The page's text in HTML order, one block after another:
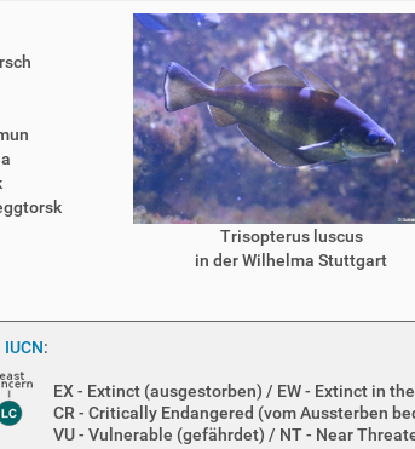
Trisopterus luscus
in der Wilhelma Stuttgart
IUCN:
EX - Extinct (ausgestorben) / EW - Extinct in
CR - Critically Endangered (vom Aussterben
VU - Vulnerable (gefährdet) / NT - Near